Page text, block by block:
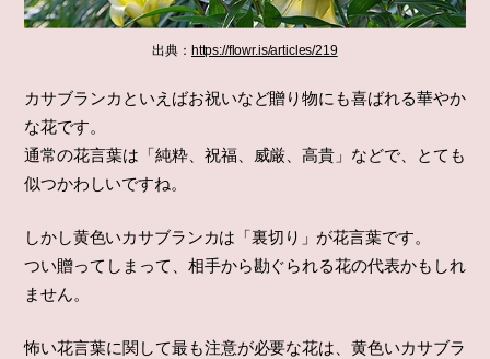
出典： https://flowr.is/articles/219
カサブランカといえばお祝いなど贈り物にも喜ばれる華やか
な花です。
通常の花言葉は「純粋、祝福、威厳、高貴」などで、とても
似つかわしいですね。
しかし黄色いカサブランカは「裏切り」が花言葉です。
つい贈ってしまって、相手から勘ぐられる花の代表かもしれ
ません。
怖い花言葉に関して最も注意が必要な花は、黄色いカサブラ